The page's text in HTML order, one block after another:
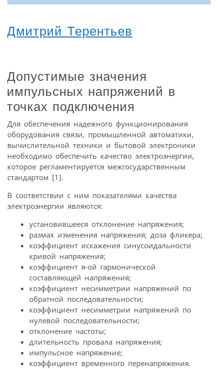
Дмитрий Терентьев
Допустимые значения
импульсных напряжений в
точках подключения
Для обеспечения надежного функционирования
оборудования связи, промышленной автоматики,
вычислительной техники и бытовой электроники
необходимо обеспечить качество электроэнергии,
которое регламентируется межгосударственным
стандартом [1].
В соответствии с ним показателями качества
электроэнергии являются:
установившееся отклонение напряжения;
размах изменения напряжения; доза фликера;
коэффициент искажения синусоидальности
кривой напряжения;
коэффициент я-ой гармонической
составляющей напряжения;
коэффициент несимметрии напряжений по
обратной последовательности;
коэффициент несимметрии напряжений по
нулевой последовательности;
отклонение частоты;
длительность провала напряжения;
импульсное напряжение;
коэффициент временного перенапряжения.